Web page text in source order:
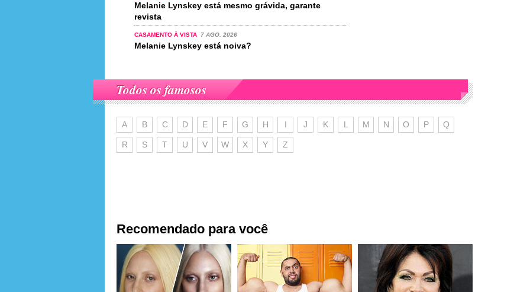
Melanie Lynskey está mesmo grávida, garante
revista
CASAMENTO À VISTA 7 AGO. 2026
Melanie Lynskey está noiva?
Todos os famosos
A B C D E F G H I J K L M N O P Q
R S T U V W X Y Z
Recomendado para você